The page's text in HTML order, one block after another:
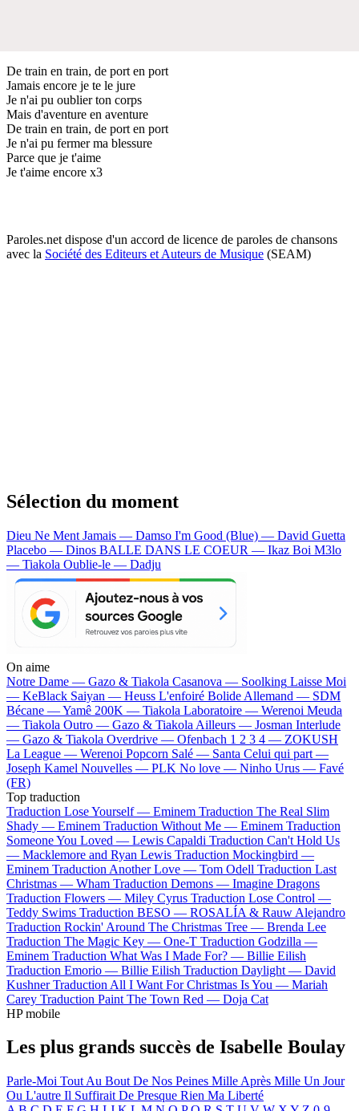
De train en train, de port en port
Jamais encore je te le jure
Je n'ai pu oublier ton corps
Mais d'aventure en aventure
De train en train, de port en port
Je n'ai pu fermer ma blessure
Parce que je t'aime
Je t'aime encore x3
Paroles.net dispose d'un accord de licence de paroles de chansons
avec la Société des Editeurs et Auteurs de Musique (SEAM)
Sélection du moment
Dieu Ne Ment Jamais — Damso I'm Good (Blue) — David Guetta
Placebo — Dinos BALLE DANS LE COEUR — Ikaz Boi M3lo
— Tiakola Oublie-le — Dadju
On aime
Notre Dame — Gazo & Tiakola Casanova — Soolking Laisse Moi
— KeBlack Saiyan — Heuss L'enfoiré Bolide Allemand — SDM
Bécane —Yamê 200K — Tiakola Laboratoire — Werenoi Meuda
— Tiakola Outro — Gazo & Tiakola Ailleurs — Josman Interlude
— Gazo & Tiakola Overdrive — Ofenbach 1 2 3 4 — ZOKUSH
La League — Werenoi Popcorn Salé — Santa Celui qui part —
Joseph Kamel Nouvelles — PLK No love — Ninho Urus — Favé
(FR)
Top traduction
Traduction Lose Yourself — Eminem Traduction The Real Slim
Shady — Eminem Traduction Without Me — Eminem Traduction
Someone You Loved — Lewis Capaldi Traduction Can't Hold Us
— Macklemore and Ryan Lewis Traduction Mockingbird —
Eminem Traduction Another Love — Tom Odell Traduction Last
Christmas — Wham Traduction Demons — Imagine Dragons
Traduction Flowers — Miley Cyrus Traduction Lose Control —
Teddy Swims Traduction BESO — ROSALÍA & Rauw Alejandro
Traduction Rockin' Around The Christmas Tree — Brenda Lee
Traduction The Magic Key — One-T Traduction Godzilla —
Eminem Traduction What Was I Made For? — Billie Eilish
Traduction Emorio — Billie Eilish Traduction Daylight — David
Kushner Traduction All I Want For Christmas Is You — Mariah
Carey Traduction Paint The Town Red — Doja Cat
HP mobile
Les plus grands succès de Isabelle Boulay
Parle-Moi Tout Au Bout De Nos Peines Mille Après Mille Un Jour
Ou L'autre Il Suffirait De Presque Rien Ma Liberté